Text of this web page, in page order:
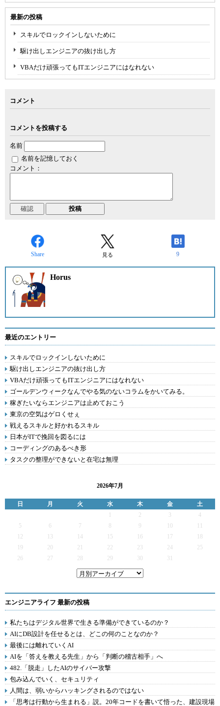
最新の投稿
スキルでロックインしないために
駆け出しエンジニアの抜け出し方
VBAだけ頑張ってもITエンジニアにはなれない
コメント
コメントを投稿する
名前
名前を記憶しておく
コメント：
Share 見る 9
Horus
最近のエントリー
スキルでロックインしないために
駆け出しエンジニアの抜け出し方
VBAだけ頑張ってもITエンジニアにはなれない
ゴールデンウィークなんでやる気のないコラムをかいてみる。
稼ぎたいならエンジニアは止めておこう
東京の空気はゲロくせぇ
戦えるスキルと好かれるスキル
日本がITで挽回を図るには
コーディングのあるべき形
タスクの整理ができないと在宅は無理
2026年7月
日 月 火 水 木 金
土
2 3
4
5
6 7 9
12
13 14 15 16 17
19
20 21 22 23 24
25
26
27 28 29 30 31
エンジニアライフ 最新の投稿
私たちはデジタル世界で生きる準備ができているのか？
AIにDB設計を任せるとは、どこの何のことなのか？
最後には離れていくAI
AIを「答えを教える先生」から「判断の稽古相手」へ
482.「脱走」したAIのサイバー攻撃
包み込んでいく、セキュリティ
人間は、弱いからハッキングされるのではない
「思考は行動から生まれる」説。20年コードを書いて悟った、建設現場